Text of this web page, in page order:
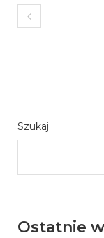
Szukaj
Ostatnie